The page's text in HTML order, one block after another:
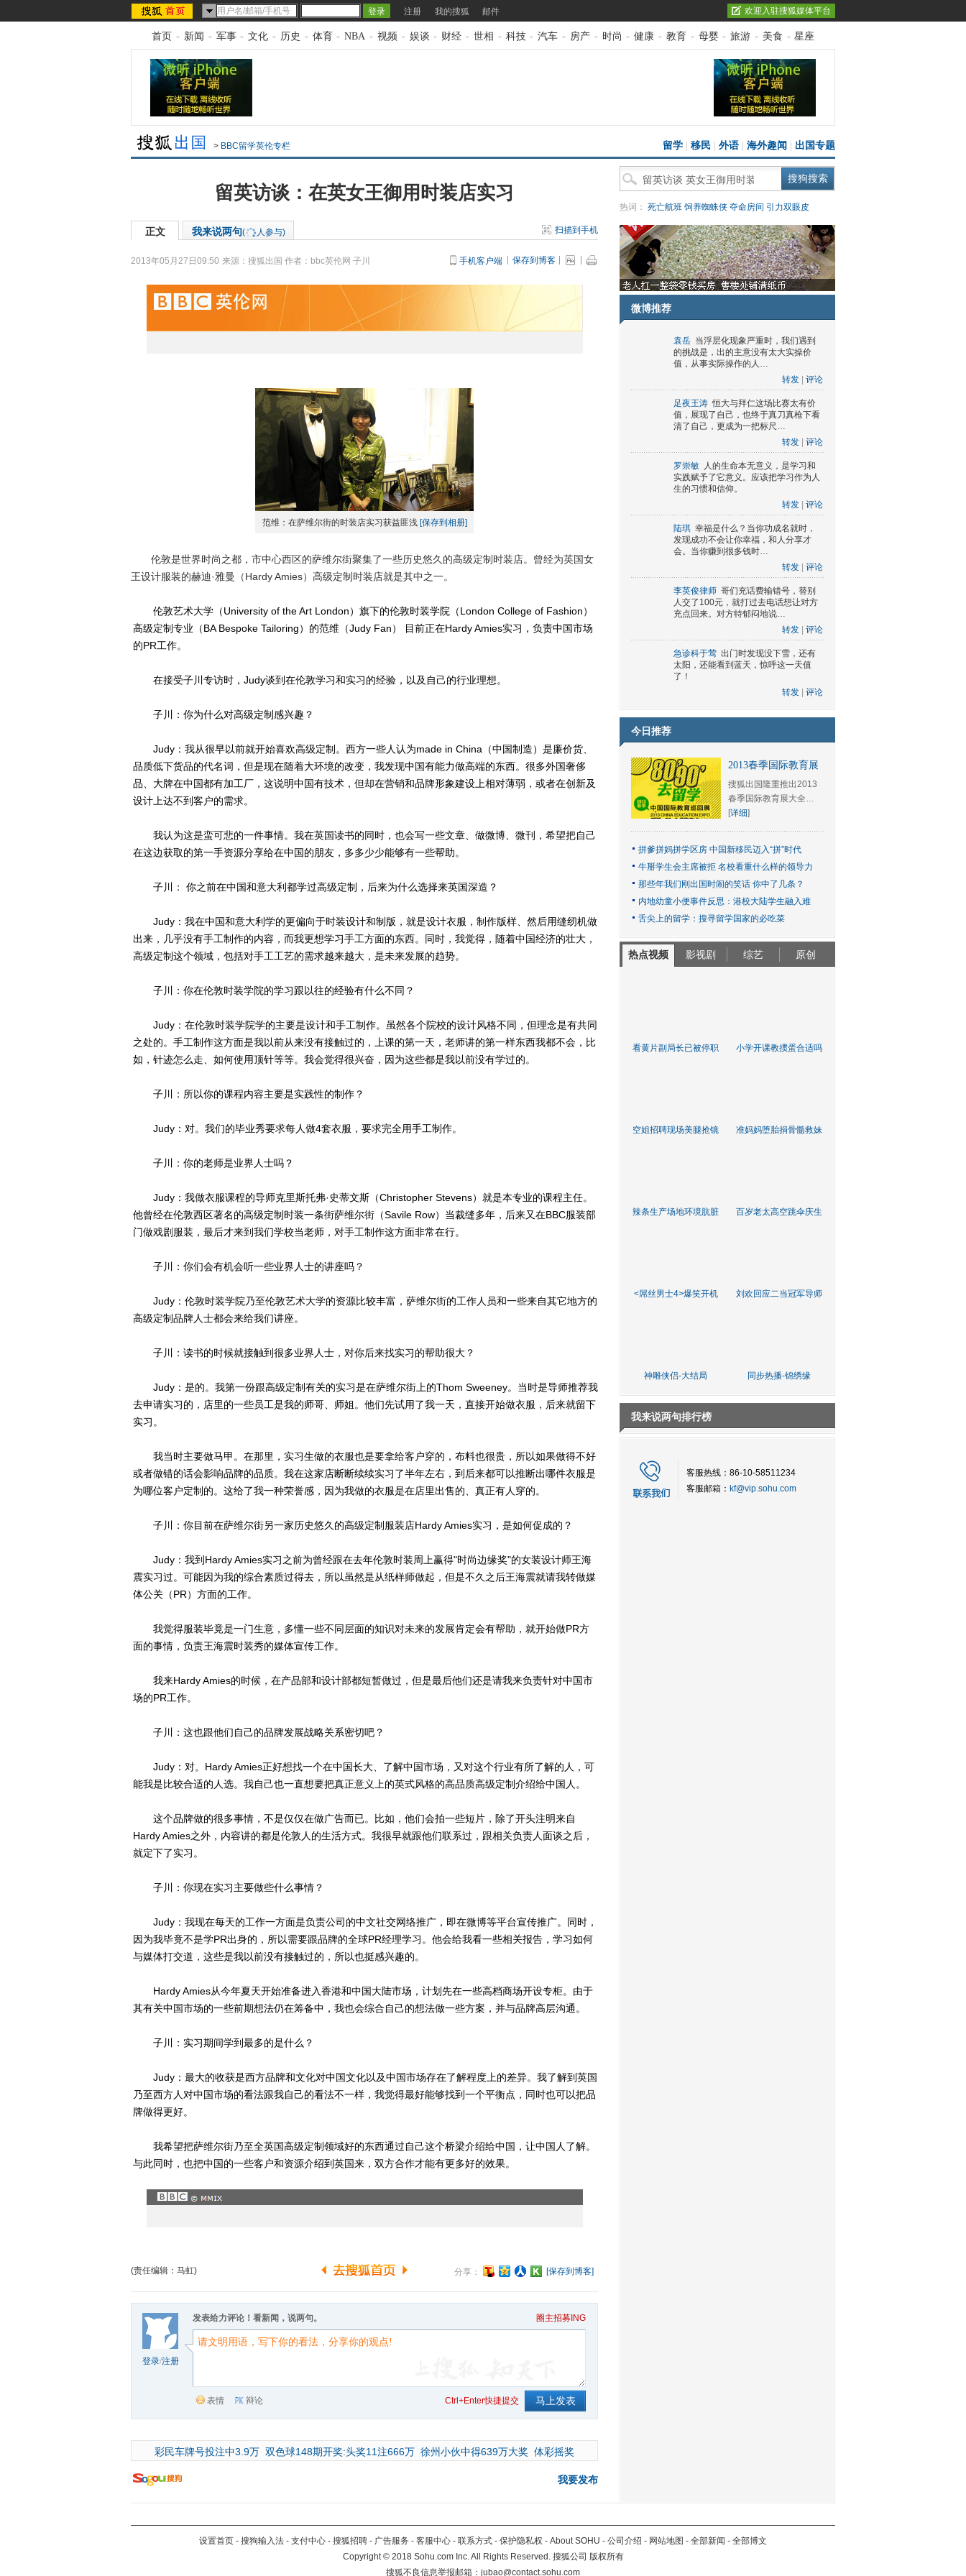
注册 我的搜狐 邮件 欢迎入驻搜狐媒体平台
首页 - 新闻 - 军事 - 文化 - 历史 - 体育 - NBA - 视频 - 娱谈 - 财经 - 世相 - 科技 - 汽车 - 房产 - 时尚 - 健康 - 教育 - 母婴 - 旅游 - 美食 - 星座
> BBC留学英伦专栏 留学 移民 外语| 海外趣闻 出国专题
留英访谈：在英女王御用时装店实习
正文 我来说两句( 人参与) 扫描到手机
2013年05月27日09:50 来源： 搜狐出国 作者：bbc英伦网 子川 手机客户端 保存到博客
范维：在萨维尔街的时装店实习获益匪浅 [保存到相册]
伦敦是世界时尚之都，市中心西区的萨维尔街聚集了一些历史悠久的高级定制时装店。曾经为英国女
王设计服装的赫迪·雅曼（Hardy Amies）高级定制时装店就是其中之一。
伦敦艺术大学（University of the Art London）旗下的伦敦时装学院（London College of Fashion）
高级定制专业（BA Bespoke Tailoring）的范维（Judy Fan） 目前正在Hardy Amies实习，负责中国市场
的PR工作。
在接受子川专访时，Judy谈到在伦敦学习和实习的经验，以及自己的行业理想。
子川：你为什么对高级定制感兴趣？
Judy：我从很早以前就开始喜欢高级定制。西方一些人认为made in China（中国制造）是廉价货、
品质低下货品的代名词，但是现在随着大环境的改变，我发现中国有能力做高端的东西。很多外国奢侈
品、大牌在中国都有加工厂，这说明中国有技术，但却在营销和品牌形象建设上相对薄弱，或者在创新及
设计上达不到客户的需求。
我认为这是蛮可悲的一件事情。我在英国读书的同时，也会写一些文章、做微博、微刊，希望把自己
在这边获取的第一手资源分享给在中国的朋友，多多少少能够有一些帮助。
子川： 你之前在中国和意大利都学过高级定制，后来为什么选择来英国深造？
Judy：我在中国和意大利学的更偏向于时装设计和制版，就是设计衣服，制作版样、然后用缝纫机做
出来，几乎没有手工制作的内容，而我更想学习手工方面的东西。同时，我觉得，随着中国经济的壮大，
高级定制这个领域，包括对手工工艺的需求越来越大，是未来发展的趋势。
子川：你在伦敦时装学院的学习跟以往的经验有什么不同？
Judy：在伦敦时装学院学的主要是设计和手工制作。虽然各个院校的设计风格不同，但理念是有共同
之处的。手工制作这方面是我以前从来没有接触过的，上课的第一天，老师讲的第一样东西我都不会，比
如，针迹怎么走、如何使用顶针等等。我会觉得很兴奋，因为这些都是我以前没有学过的。
子川：所以你的课程内容主要是实践性的制作？
Judy：对。我们的毕业秀要求每人做4套衣服，要求完全用手工制作。
子川：你的老师是业界人士吗？
Judy：我做衣服课程的导师克里斯托弗·史蒂文斯（Christopher Stevens）就是本专业的课程主任。
他曾经在伦敦西区著名的高级定制时装一条街萨维尔街（Savile Row）当裁缝多年，后来又在BBC服装部
门做戏剧服装，最后才来到我们学校当老师，对手工制作这方面非常在行。
子川：你们会有机会听一些业界人士的讲座吗？
Judy：伦敦时装学院乃至伦敦艺术大学的资源比较丰富，萨维尔街的工作人员和一些来自其它地方的
高级定制品牌人士都会来给我们讲座。
子川：读书的时候就接触到很多业界人士，对你后来找实习的帮助很大？
Judy：是的。我第一份跟高级定制有关的实习是在萨维尔街上的Thom Sweeney。当时是导师推荐我
去申请实习的，店里的一些员工是我的师哥、师姐。他们先试用了我一天，直接开始做衣服，后来就留下
实习。
我当时主要做马甲。在那里，实习生做的衣服也是要拿给客户穿的，布料也很贵，所以如果做得不好
或者做错的话会影响品牌的品质。我在这家店断断续续实习了半年左右，到后来都可以推断出哪件衣服是
为哪位客户定制的。这给了我一种荣誉感，因为我做的衣服是在店里出售的、真正有人穿的。
子川：你目前在萨维尔街另一家历史悠久的高级定制服装店Hardy Amies实习，是如何促成的？
Judy：我到Hardy Amies实习之前为曾经跟在去年伦敦时装周上赢得"时尚边缘奖"的女装设计师王海
震实习过。可能因为我的综合素质过得去，所以虽然是从纸样师做起，但是不久之后王海震就请我转做媒
体公关（PR）方面的工作。
我觉得服装毕竟是一门生意，多懂一些不同层面的知识对未来的发展肯定会有帮助，就开始做PR方
面的事情，负责王海震时装秀的媒体宣传工作。
我来Hardy Amies的时候，在产品部和设计部都短暂做过，但是最后他们还是请我来负责针对中国市
场的PR工作。
子川：这也跟他们自己的品牌发展战略关系密切吧？
Judy：对。Hardy Amies正好想找一个在中国长大、了解中国市场，又对这个行业有所了解的人，可
能我是比较合适的人选。我自己也一直想要把真正意义上的英式风格的高品质高级定制介绍给中国人。
这个品牌做的很多事情，不是仅仅在做广告而已。比如，他们会拍一些短片，除了开头注明来自
Hardy Amies之外，内容讲的都是伦敦人的生活方式。我很早就跟他们联系过，跟相关负责人面谈之后，
就定下了实习。
子川：你现在实习主要做些什么事情？
Judy：我现在每天的工作一方面是负责公司的中文社交网络推广，即在微博等平台宣传推广。同时，
因为我毕竟不是学PR出身的，所以需要跟品牌的全球PR经理学习。他会给我看一些相关报告，学习如何
与媒体打交道，这些是我以前没有接触过的，所以也挺感兴趣的。
Hardy Amies从今年夏天开始准备进入香港和中国大陆市场，计划先在一些高档商场开设专柜。由于
其有关中国市场的一些前期想法仍在筹备中，我也会综合自己的想法做一些方案，并与品牌高层沟通。
子川：实习期间学到最多的是什么？
Judy：最大的收获是西方品牌和文化对中国文化以及中国市场存在了解程度上的差异。我了解到英国
乃至西方人对中国市场的看法跟我自己的看法不一样，我觉得最好能够找到一个平衡点，同时也可以把品
牌做得更好。
我希望把萨维尔街乃至全英国高级定制领域好的东西通过自己这个桥梁介绍给中国，让中国人了解。
与此同时，也把中国的一些客户和资源介绍到英国来，双方合作才能有更多好的效果。
(责任编辑：马虹) 分享： [保存到博客]
登录/注册
发表给力评论！看新闻，说两句。 圈主招募ING
表情 辩论 Ctrl+Enter快捷提交
彩民车牌号投注中3.9万 双色球148期开奖:头奖11注666万 徐州小伙中得639万大奖 体彩摇奖
我要发布
热词： 死亡航班 饲养蜘蛛侠 夺命房间 引力双眼皮
微博推荐
袁岳 当浮层化现象严重时，我们遇到
的挑战是，出的主意没有太大实操价
值，从事实际操作的人…
转发
评论
足夜王涛 恒大与拜仁这场比赛太有价
值，展现了自己，也终于真刀真枪下看
清了自己，更成为一把标尺…
转发
评论
罗崇敏 人的生命本无意义，是学习和
实践赋予了它意义。应该把学习作为人
生的习惯和信仰。
转发
评论
陆琪 幸福是什么？当你功成名就时，
发现成功不会让你幸福，和人分享才
会。当你赚到很多钱时…
转发
评论
李英俊律师 哥们充话费输错号，替别
人交了100元，就打过去电话想让对方
充点回来。对方特郁闷地说…
转发
评论
急诊科于莺 出门时发现没下雪，还有
太阳，还能看到蓝天，惊呼这一天值
了！
转发
评论
今日推荐
2013春季国际教育展
搜狐出国隆重推出2013
春季国际教育展大全…
[详细]
拼爹拼妈拼学区房 中国新移民迈入“拼”时代
牛掰学生会主席被拒 名校看重什么样的领导力
那些年我们刚出国时闹的笑话 你中了几条？
内地幼童小便事件反思：港校大陆学生融入难
舌尖上的留学：搜寻留学国家的必吃菜
热点视频 影视剧 综艺 原创
看黄片副局长已被停职 小学开课教掼蛋合适吗
空姐招聘现场美腿抢镜 准妈妈堕胎捐骨髓救妹
辣条生产场地环境肮脏 百岁老太高空跳伞庆生
<屌丝男士4>爆笑开机 刘欢回应二当冠军导师
神雕侠侣-大结局 同步热播-锦绣缘
我来说两句排行榜
客服热线：86-10-58511234
客服邮箱： kf@vip.sohu.com
设置首页 - 搜狗输入法 - 支付中心 - 搜狐招聘 - 广告服务 - 客服中心 - 联系方式 - 保护隐私权 - About SOHU - 公司介绍 - 网站地图 - 全部新闻 - 全部博文
Copyright©2018 Sohu.com Inc. All Rights Reserved. 搜狐公司 版权所有
搜狐不良信息举报邮箱： jubao@contact.sohu.com